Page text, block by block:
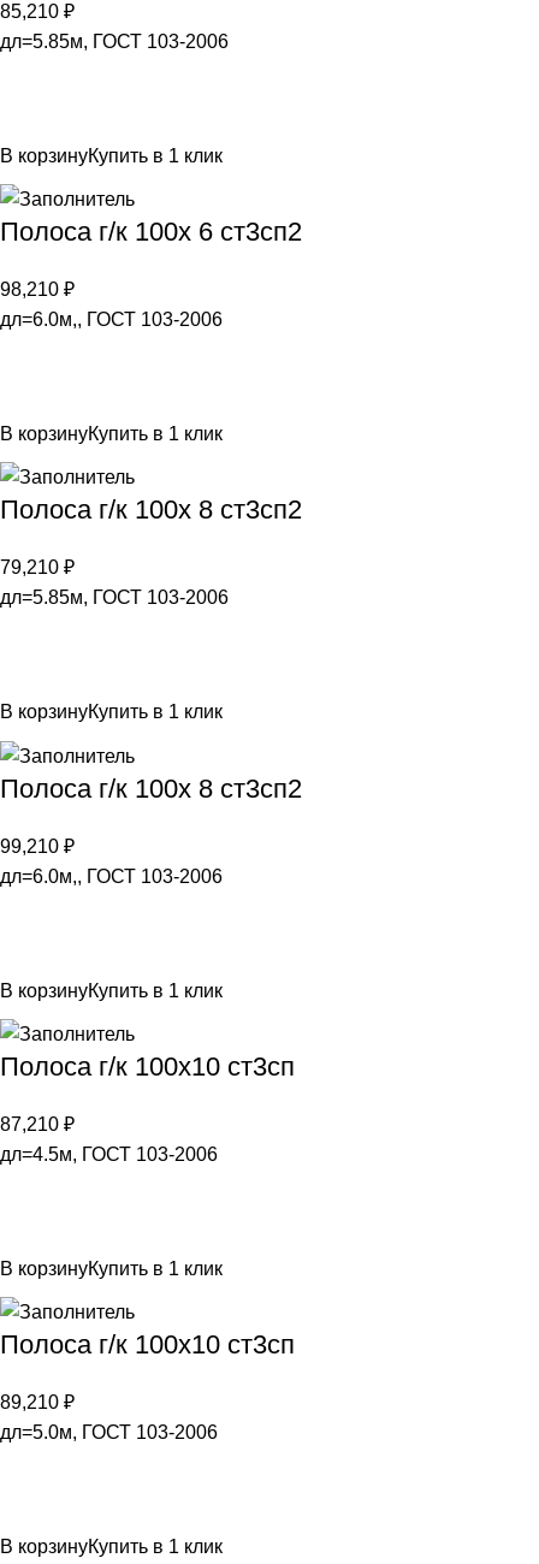
85,210 ₽
дл=5.85м, ГОСТ 103-2006
В корзинуКупить в 1 клик
Полоса г/к 100х 6 ст3сп2
98,210 ₽
дл=6.0м,, ГОСТ 103-2006
В корзинуКупить в 1 клик
Полоса г/к 100х 8 ст3сп2
79,210 ₽
дл=5.85м, ГОСТ 103-2006
В корзинуКупить в 1 клик
Полоса г/к 100х 8 ст3сп2
99,210 ₽
дл=6.0м,, ГОСТ 103-2006
В корзинуКупить в 1 клик
Полоса г/к 100х10 ст3сп
87,210 ₽
дл=4.5м, ГОСТ 103-2006
В корзинуКупить в 1 клик
Полоса г/к 100х10 ст3сп
89,210 ₽
дл=5.0м, ГОСТ 103-2006
В корзинуКупить в 1 клик